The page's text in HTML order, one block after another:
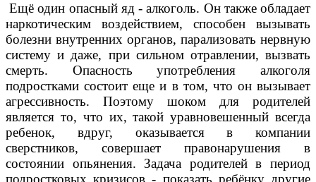
Ещё один опасный яд - алкоголь. Он также обладает
наркотическим воздействием, способен вызывать
болезни внутренних органов, парализовать нервную
систему и даже, при сильном отравлении, вызвать
смерть. Опасность употребления алкоголя
подростками состоит еще и в том, что он вызывает
агрессивность. Поэтому шоком для родителей
является то, что их, такой уравновешенный всегда
ребенок, вдруг, оказывается в компании
сверстников, совершает правонарушения в
состоянии опьянения. Задача родителей в период
подростковых кризисов - показать ребёнку другие